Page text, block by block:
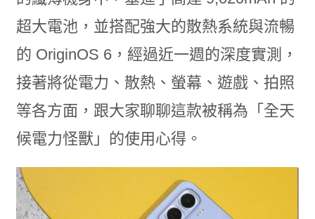
超大電池，並搭配強大的散熱系統與流暢
的 OriginOS 6，經過近一週的深度實測，
接著將從電力、散熱、螢幕、遊戲、拍照
等各方面，跟大家聊聊這款被稱為「全天
候電力怪獸」的使用心得。